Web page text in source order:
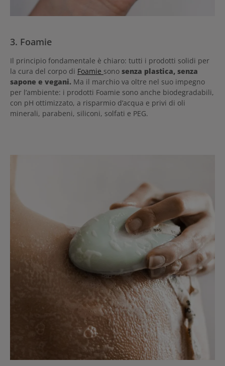
3. Foamie
Il principio fondamentale è chiaro: tutti i prodotti solidi per
la cura del corpo di Foamie sono senza plastica, senza
sapone e vegani. Ma il marchio va oltre nel suo impegno
per l’ambiente: i prodotti Foamie sono anche biodegradabili,
con pH ottimizzato, a risparmio d’acqua e privi di oli
minerali, parabeni, siliconi, solfati e PEG.